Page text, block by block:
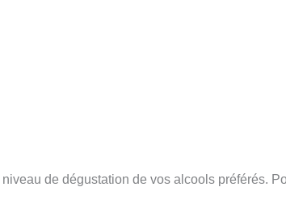
de dégustation de vos alcools préférés.